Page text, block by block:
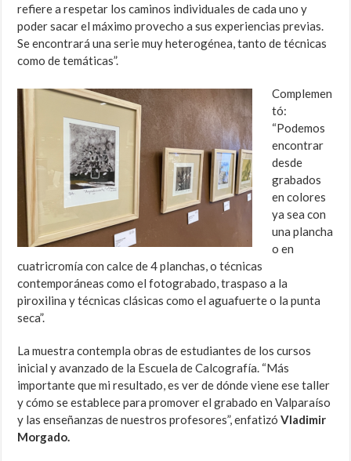
refiere a respetar los caminos individuales de cada uno y
poder sacar el máximo provecho a sus experiencias previas.
Se encontrará una serie muy heterogénea, tanto de técnicas
como de temáticas”.
Complemen
tó:
“Podemos
encontrar
desde
grabados
en colores
ya sea con
una plancha
o en
cuatricromía con calce de 4 planchas, o técnicas
contemporáneas como el fotograbado, traspaso a la
piroxilina y técnicas clásicas como el aguafuerte o la punta
seca”.
La muestra contempla obras de estudiantes de los cursos
inicial y avanzado de la Escuela de Calcografía. “Más
importante que mi resultado, es ver de dónde viene ese taller
y cómo se establece para promover el grabado en Valparaíso
y las enseñanzas de nuestros profesores”, enfatizóVladimir
Morgado.